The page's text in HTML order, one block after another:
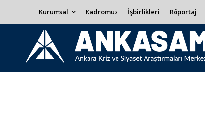
Kurumsal Kadromuz İşbirlikleri Röportaj